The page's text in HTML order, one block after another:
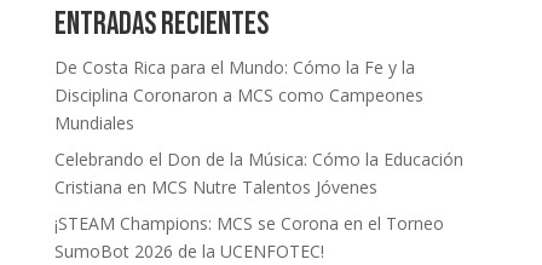
Entradas recientes
De Costa Rica para el Mundo: Cómo la Fe y la
Disciplina Coronaron a MCS como Campeones
Mundiales
Celebrando el Don de la Música: Cómo la Educación
Cristiana en MCS Nutre Talentos Jóvenes
¡STEAM Champions: MCS se Corona en el Torneo
SumoBot 2026 de la UCENFOTEC!